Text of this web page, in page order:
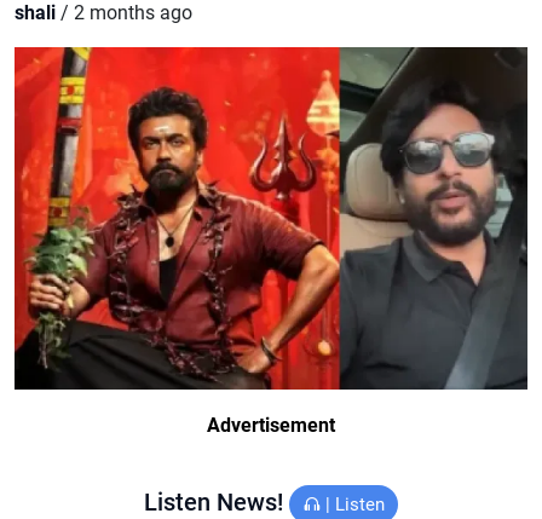
shali / 2 months ago
Advertisement
Listen News! | Listen